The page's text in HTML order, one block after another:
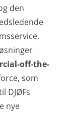
den
off-the-
som
DJØFs
nye